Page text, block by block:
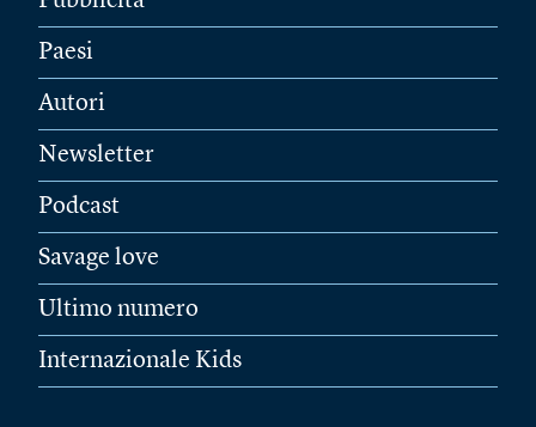
Paesi
Autori
Newsletter
Podcast
Savage love
Ultimo numero
Internazionale Kids